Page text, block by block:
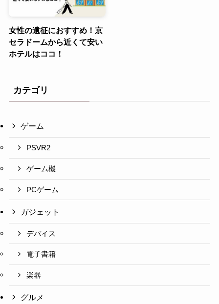
女性の遠征におすすめ！京
セラドームから近くて安い
ホテルはココ！
カテゴリ
ゲーム
PSVR2
ゲーム機
PCゲーム
ガジェット
デバイス
電子書籍
楽器
グルメ